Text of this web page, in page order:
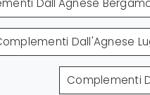
Dall'Agnese
Dall'Agnese
Complementi